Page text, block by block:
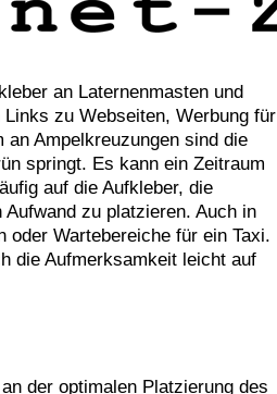
an Laternenmasten und
zu Webseiten, Werbung für
Ampelkreuzungen sind die
springt. Es kann ein Zeitraum
auf die Aufkleber, die
zu platzieren. Auch in
oder Wartebereiche für ein Taxi.
die Aufmerksamkeit leicht auf
der optimalen Platzierung des